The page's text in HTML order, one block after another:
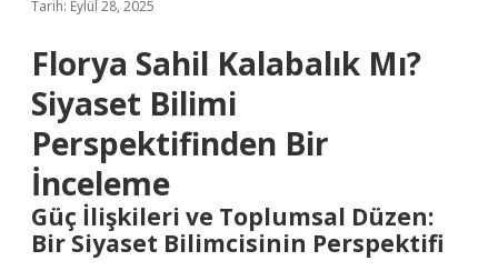
Tarih: Eylül 28, 2025
Florya Sahil Kalabalık Mı?
Siyaset Bilimi
Perspektifinden Bir
İnceleme
Güç İlişkileri ve Toplumsal Düzen:
Bir Siyaset Bilimcisinin Perspektifi